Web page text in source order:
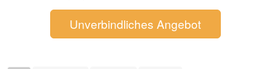
Unverbindliches Angebot